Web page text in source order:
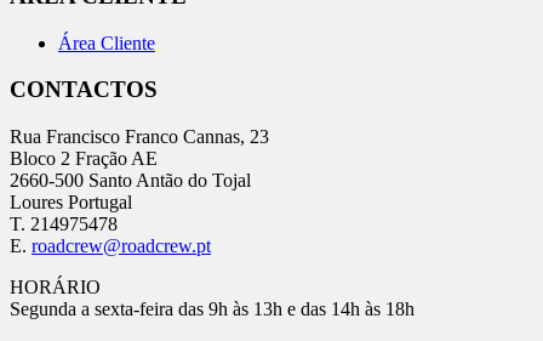
Área Cliente
CONTACTOS
Rua Francisco Franco Cannas, 23
Bloco 2 Fração AE
2660-500 Santo Antão do Tojal
Loures Portugal
T. 214975478
E. roadcrew@roadcrew.pt
HORÁRIO
Segunda a sexta-feira das 9h às 13h e das 14h às 18h